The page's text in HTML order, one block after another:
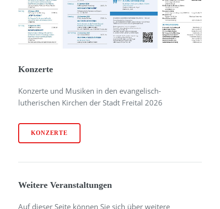
Konzerte
Konzerte und Musiken in den evangelisch-
lutherischen Kirchen der Stadt Freital 2026
KONZERTE
Weitere Veranstaltungen
Auf dieser Seite können Sie sich über weitere